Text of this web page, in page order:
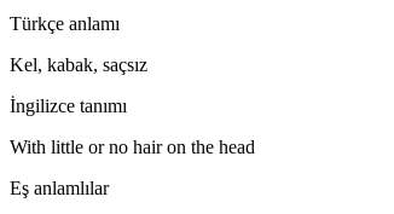
Türkçe anlamı
Kel, kabak, saçsız
İngilizce tanımı
With little or no hair on the head
Eş anlamlılar